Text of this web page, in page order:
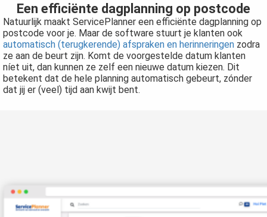
Een efficiënte dagplanning op postcode
Natuurlijk maakt ServicePlanner een efficiënte dagplanning op
postcode voor je. Maar de software stuurt je klanten ook
automatisch (terugkerende) afspraken en herinneringen zodra
ze aan de beurt zijn. Komt de voorgestelde datum klanten
níet uit, dan kunnen ze zelf een nieuwe datum kiezen. Dit
betekent dat de hele planning automatisch gebeurt, zónder
dat jij er (veel) tijd aan kwijt bent.